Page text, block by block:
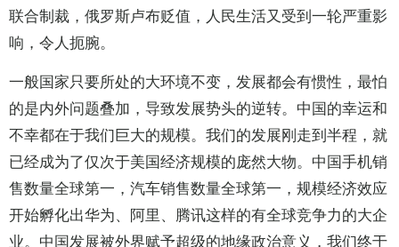
联合制裁，俄罗斯卢布贬值，人民生活又受到一轮严重影
响，令人扼腕。
一般国家只要所处的大环境不变，发展都会有惯性，最怕
的是内外问题叠加，导致发展势头的逆转。中国的幸运和
不幸都在于我们巨大的规模。我们的发展刚走到半程，就
已经成为了仅次于美国经济规模的庞然大物。中国手机销
售数量全球第一，汽车销售数量全球第一，规模经济效应
开始孵化出华为、阿里、腾讯这样的有全球竞争力的大企
业。中国发展被外界赋予超级的地缘政治意义，我们终于